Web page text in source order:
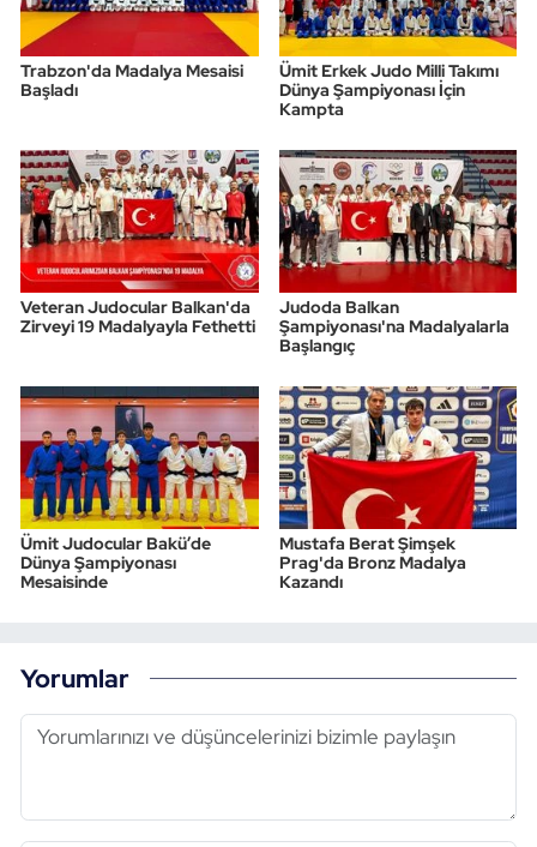
Trabzon'da Madalya Mesaisi
Başladı
Ümit Erkek Judo Milli Takımı
Dünya Şampiyonası İçin
Kampta
Veteran Judocular Balkan'da
Zirveyi 19 Madalyayla Fethetti
Judoda Balkan
Şampiyonası'na Madalyalarla
Başlangıç
Ümit Judocular Bakü’de
Dünya Şampiyonası
Mesaisinde
Mustafa Berat Şimşek
Prag'da Bronz Madalya
Kazandı
Yorumlar